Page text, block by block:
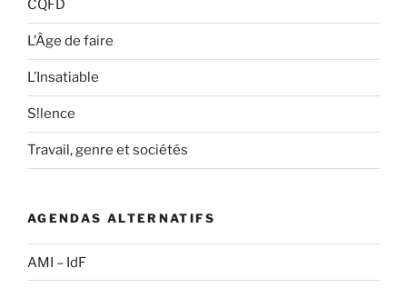
CQFD
L’Âge de faire
L’Insatiable
S!lence
Travail, genre et sociétés
AGENDAS ALTERNATIFS
AMI – IdF